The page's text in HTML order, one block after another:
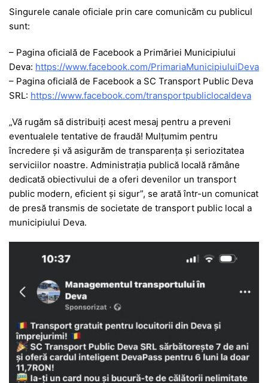
Singurele canale oficiale prin care comunicăm cu publicul
sunt:
– Pagina oficială de Facebook a Primăriei Municipiului
Deva: https://www.facebook.com/PrimariaMunicipiuluiDeva
– Pagina oficială de Facebook a SC Transport Public Deva
SRL: https://www.facebook.com/transportpubliclocaldeva
„Vă rugăm să distribuiți acest mesaj pentru a preveni
eventualele tentative de fraudă! Mulțumim pentru
încredere și vă asigurăm de transparența și seriozitatea
serviciilor noastre. Administrația publică locală rămâne
dedicată obiectivului de a oferi devenilor un transport
public modern, eficient și sigur”, se arată într-un comunicat
de presă transmis de societate de transport public local a
municipiului Deva.